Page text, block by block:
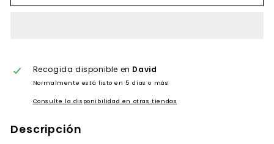
Recogida disponible en David
Normalmente está listo en 5 días o más
Consulte la disponibilidad en otras tiendas
Descripción